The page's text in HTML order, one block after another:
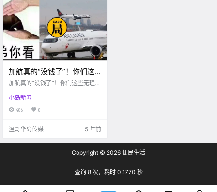
加航真的“没钱了”！你们这
些无理顾客能不能别再要人
加航真的“没钱了”！你们这些无理顾
小岛新闻
406 0
温哥华岛传媒 5 年前
Copyright © 2026 便民生活
查询 8 次，耗时 0.1770 秒